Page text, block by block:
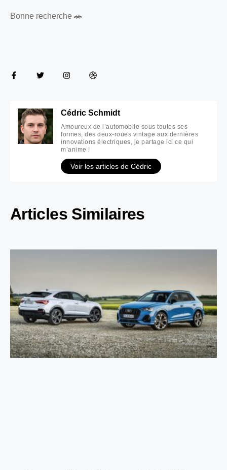
Bonne recherche 🚗
Cédric Schmidt
Amoureux de l’automobile sous toutes ses
formes, des deux-roues vintage aux dernières
innovations électriques, je partage ici ce qui
m’anime !
Voir les articles de Cédric
Articles Similaires